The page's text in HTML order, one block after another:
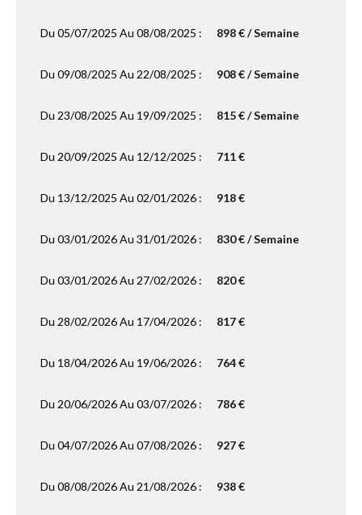
Du 05/07/2025 Au 08/08/2025 : 898 € / Semaine
Du 09/08/2025 Au 22/08/2025 : 908 € / Semaine
Du 23/08/2025 Au 19/09/2025 : 815 € / Semaine
Du 20/09/2025 Au 12/12/2025 : 711 €
Du 13/12/2025 Au 02/01/2026 : 918 €
Du 03/01/2026 Au 31/01/2026 : 830 € / Semaine
Du 03/01/2026 Au 27/02/2026 : 820 €
Du 28/02/2026 Au 17/04/2026 : 817 €
Du 18/04/2026 Au 19/06/2026 : 764 €
Du 20/06/2026 Au 03/07/2026 : 786 €
Du 04/07/2026 Au 07/08/2026 : 927 €
Du 08/08/2026 Au 21/08/2026 : 938 €